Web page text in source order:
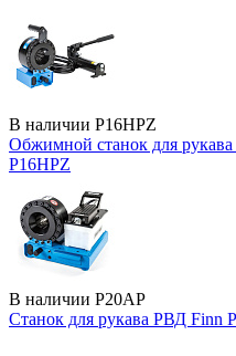
В наличии P16HPZ
Обжимной станок для
P16HPZ
В наличии P20AP
Станок для рукава РВД Finn